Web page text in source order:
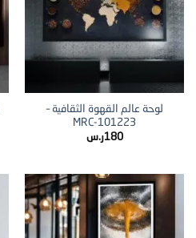
لوحة عالم القهوة الثقافية –
MRC-101223
180ر.س